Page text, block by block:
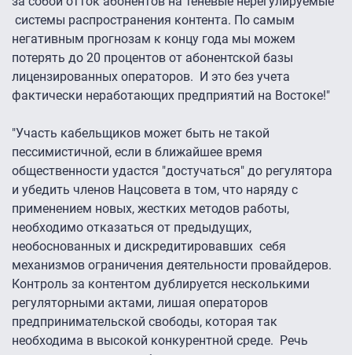
системы распространения контента. По самым
негативным прогнозам к концу года мы можем
потерять до 20 процентов от абонентской базы
лицензированных операторов. И это без учета
фактически неработающих предприятий на Востоке!"
"Участь кабельщиков может быть не такой
пессимистичной, если в ближайшее время
общественности удастся "достучаться" до регулятора
и убедить членов Нацсовета в том, что наряду с
применением новых, жестких методов работы,
необходимо отказаться от предыдущих,
необоснованных и дискредитировавших себя
механизмов ограничения деятельности провайдеров.
Контроль за контентом дублируется несколькими
регуляторными актами, лишая операторов
предпринимательской свободы, которая так
необходима в высокой конкурентной среде. Речь